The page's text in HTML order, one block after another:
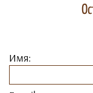
Имя: